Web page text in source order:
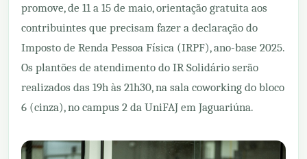
promove, de 11 a 15 de maio, orientação gratuita aos
contribuintes que precisam fazer a declaração do
Imposto de Renda Pessoa Física (IRPF), ano-base 2025.
Os plantões de atendimento do IR Solidário serão
realizados das 19h às 21h30, na sala coworking do bloco
6 (cinza), no campus 2 da UniFAJ em Jaguariúna.